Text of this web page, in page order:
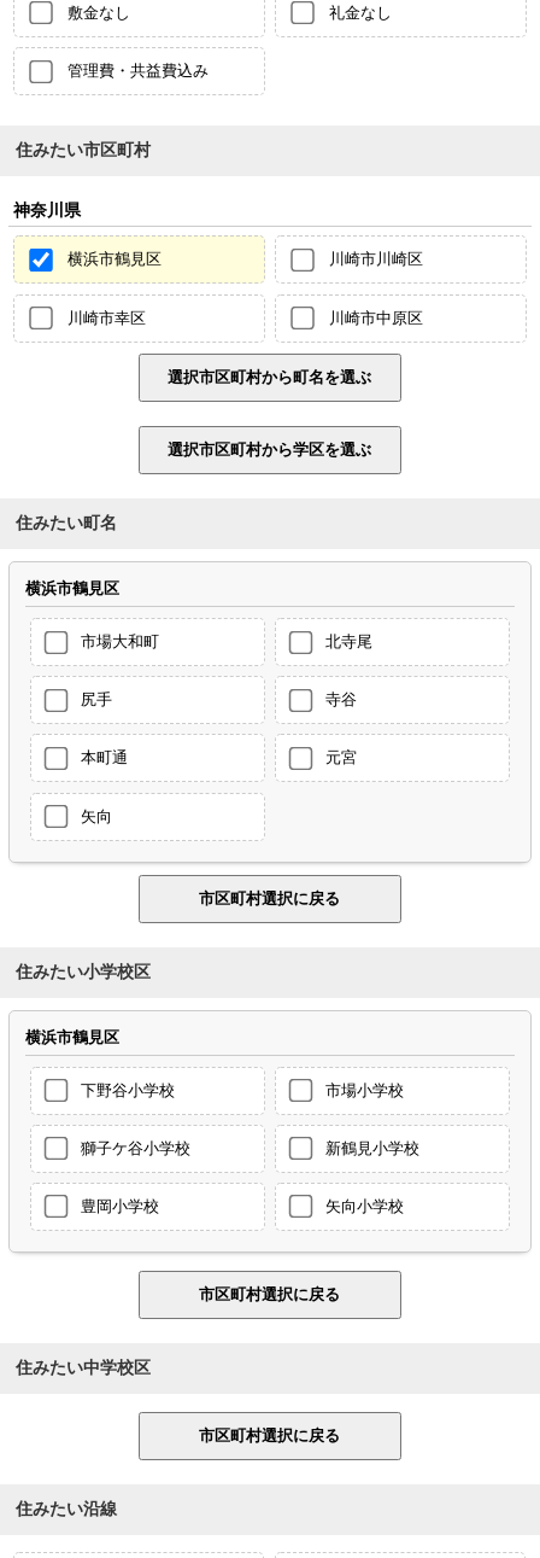
敷金なし 礼金なし
管理費・共益費込み
住みたい市区町村
神奈川県
横浜市鶴見区 川崎市川崎区
川崎市幸区 川崎市中原区
住みたい町名
横浜市鶴見区
市場大和町 北寺尾
尻手 寺谷
本町通 元宮
矢向
住みたい小学校区
横浜市鶴見区
下野谷小学校 市場小学校
獅子ケ谷小学校 新鶴見小学校
豊岡小学校 矢向小学校
住みたい中学校区
住みたい沿線